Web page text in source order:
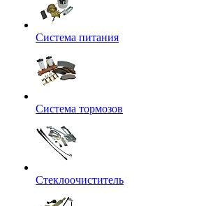
Система питания
Система тормозов
Стеклоочиститель